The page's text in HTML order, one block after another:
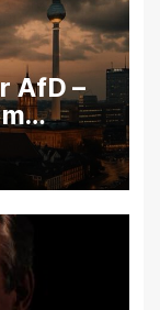
AfD –
die
um